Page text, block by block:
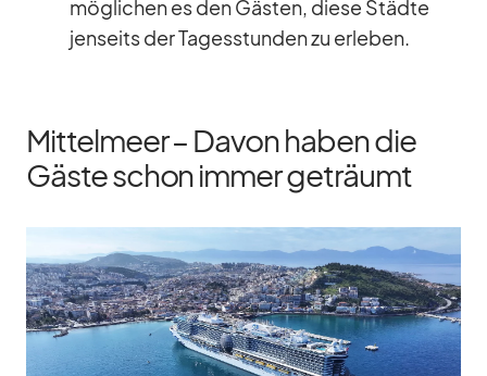
mög­li­chen es den Gäs­ten, diese Städte
jen­seits der Ta­ges­stun­den zu er­le­ben.
Mittelmeer – Davon haben die
Gäste schon immer geträumt